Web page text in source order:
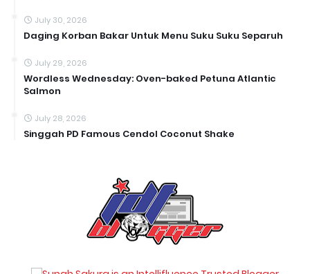
July 30, 2026
Daging Korban Bakar Untuk Menu Suku Suku Separuh
July 29, 2026
Wordless Wednesday: Oven-baked Petuna Atlantic
Salmon
July 28, 2026
Singgah PD Famous Cendol Coconut Shake